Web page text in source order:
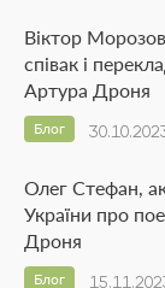
Віктор
співак і
Артура Дроня
Блог
Олег Стефан,
України про
Дроня
Блог